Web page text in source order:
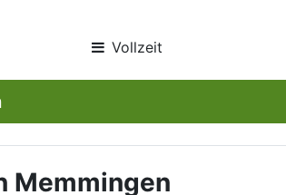
Vollzeit
Memmingen